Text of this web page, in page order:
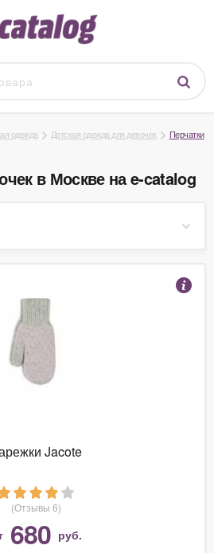
одежда Детская одежда для девочек
Перчатки
в Москве на e-catalog
Jacote
(Отзывы 6)
680 руб.